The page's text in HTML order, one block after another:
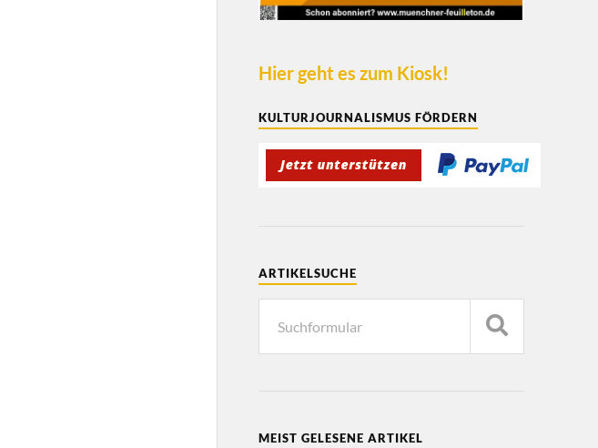
Hier geht es zum Kiosk!
KULTURJOURNALISMUS FÖRDERN
ARTIKELSUCHE
MEIST GELESENE ARTIKEL